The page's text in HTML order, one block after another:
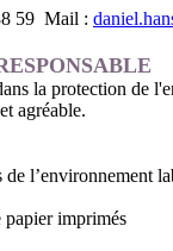
59 Mail :
la protection de
agréable.
de l’environnement
papier imprimés